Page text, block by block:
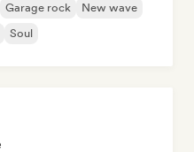
Garage rock
New wave
Soul